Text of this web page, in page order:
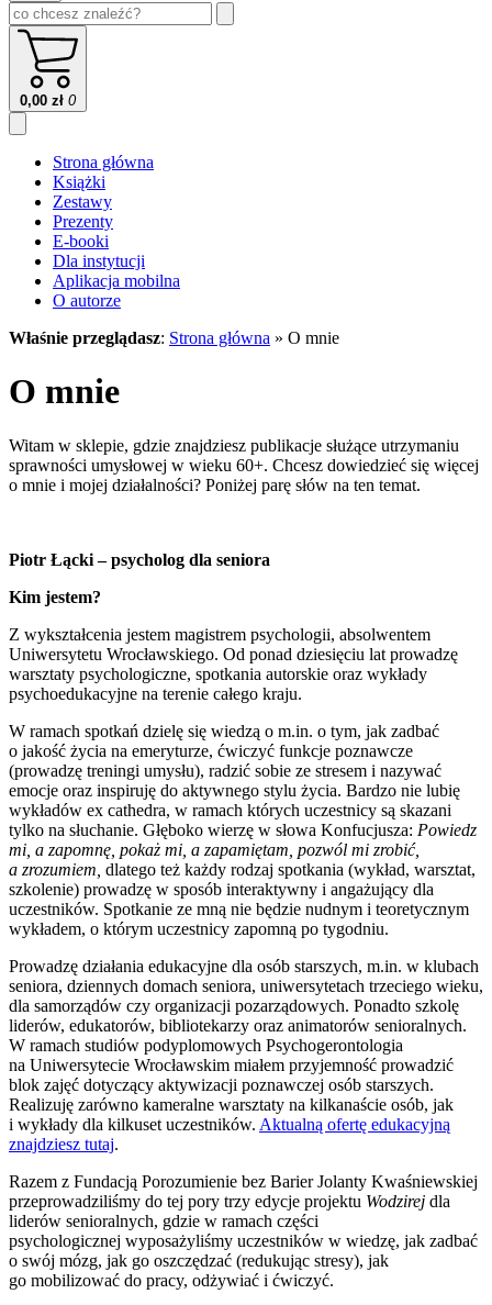
0,00 zł 0
Strona główna
Książki
Zestawy
Prezenty
E-booki
Dla instytucji
Aplikacja mobilna
O autorze
Właśnie przeglądasz: Strona główna » O mnie
O mnie
Witam w sklepie, gdzie znajdziesz publikacje służące utrzymaniu
sprawności umysłowej w wieku 60+. Chcesz dowiedzieć się więcej
o mnie i mojej działalności? Poniżej parę słów na ten temat.
Piotr Łącki – psycholog dla seniora
Kim jestem?
Z wykształcenia jestem magistrem psychologii, absolwentem
Uniwersytetu Wrocławskiego. Od ponad dziesięciu lat prowadzę
warsztaty psychologiczne, spotkania autorskie oraz wykłady
psychoedukacyjne na terenie całego kraju.
W ramach spotkań dzielę się wiedzą o m.in. o tym, jak zadbać
o jakość życia na emeryturze, ćwiczyć funkcje poznawcze
(prowadzę treningi umysłu), radzić sobie ze stresem i nazywać
emocje oraz inspiruję do aktywnego stylu życia. Bardzo nie lubię
wykładów ex cathedra, w ramach których uczestnicy są skazani
tylko na słuchanie. Głęboko wierzę w słowa Konfucjusza: Powiedz
mi, a zapomnę, pokaż mi, a zapamiętam, pozwól mi zrobić,
a zrozumiem, dlatego też każdy rodzaj spotkania (wykład, warsztat,
szkolenie) prowadzę w sposób interaktywny i angażujący dla
uczestników. Spotkanie ze mną nie będzie nudnym i teoretycznym
wykładem, o którym uczestnicy zapomną po tygodniu.
Prowadzę działania edukacyjne dla osób starszych, m.in. w klubach
seniora, dziennych domach seniora, uniwersytetach trzeciego wieku,
dla samorządów czy organizacji pozarządowych. Ponadto szkolę
liderów, edukatorów, bibliotekarzy oraz animatorów senioralnych.
W ramach studiów podyplomowych Psychogerontologia
na Uniwersytecie Wrocławskim miałem przyjemność prowadzić
blok zajęć dotyczący aktywizacji poznawczej osób starszych.
Realizuję zarówno kameralne warsztaty na kilkanaście osób, jak
i wykłady dla kilkuset uczestników. Aktualną ofertę edukacyjną
znajdziesz tutaj.
Razem z Fundacją Porozumienie bez Barier Jolanty Kwaśniewskiej
przeprowadziliśmy do tej pory trzy edycje projektu Wodzirej dla
liderów senioralnych, gdzie w ramach części
psychologicznej wyposażyliśmy uczestników w wiedzę, jak zadbać
o swój mózg, jak go oszczędzać (redukując stresy), jak
go mobilizować do pracy, odżywiać i ćwiczyć.